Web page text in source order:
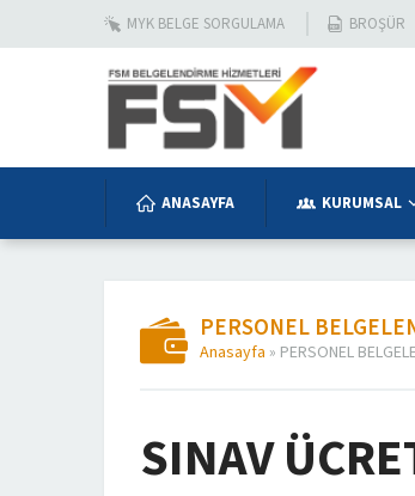
MYK BELGE SORGULAMA BROŞÜR
ANASAYFA KURUMSAL
PERSONEL
Anasayfa » PERSONEL
SINAV